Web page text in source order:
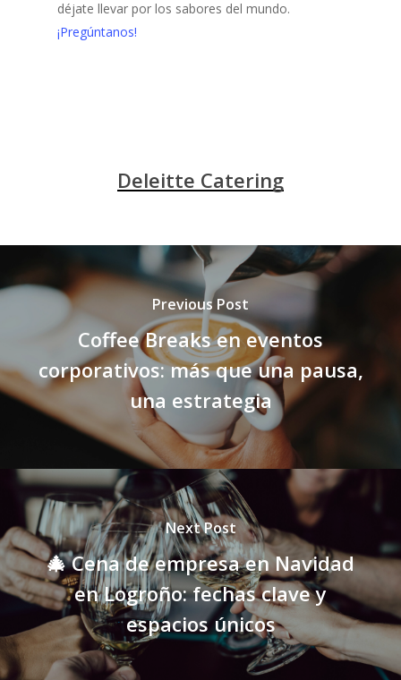
déjate llevar por los sabores del mundo.
¡Pregúntanos!
Deleitte Catering
Previous Post
Coffee Breaks en eventos
corporativos: más que una pausa,
una estrategia
Next Post
🎄 Cena de empresa en Navidad
en Logroño: fechas clave y
espacios únicos